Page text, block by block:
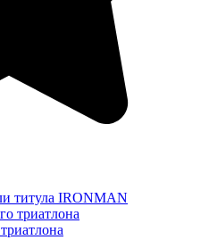
титула IRONMAN
триатлона